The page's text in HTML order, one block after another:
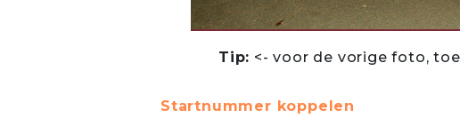
Tip: <- voor de vorige foto,
Startnummer koppelen